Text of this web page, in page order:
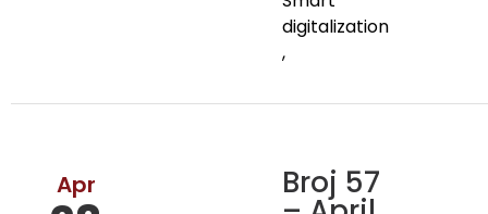
digitalization
,
Apr Broj 57